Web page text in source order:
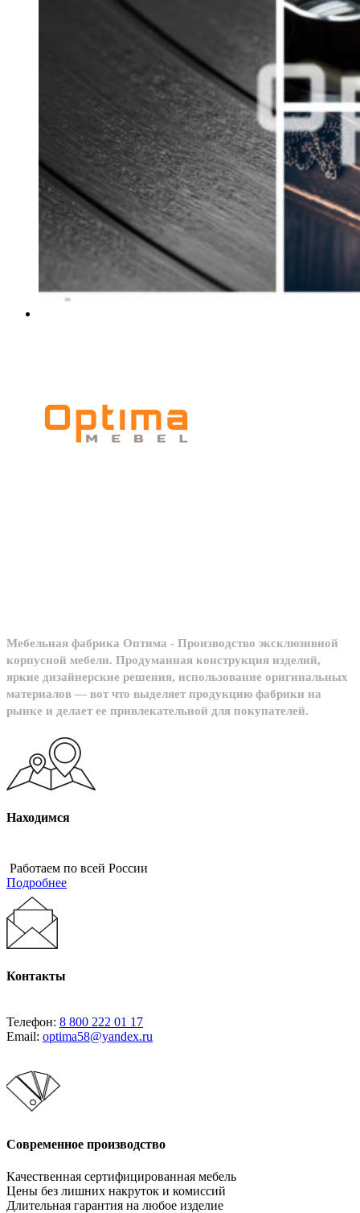
Мебельная фабрика Оптима - Производство эксклюзивной
корпусной мебели. Продуманная конструкция изделий,
яркие дизайнерские решения, использование оригинальных
материалов — вот что выделяет продукцию фабрики на
рынке и делает ее привлекательной для покупателей.
Находимся
Работаем по всей России
Подробнее
Контакты
Телефон: 8 800 222 01 17
Email: optima58@yandex.ru
Современное производство
Качественная сертифицированная мебель
Цены без лишних накруток и комиссий
Длительная гарантия на любое изделие